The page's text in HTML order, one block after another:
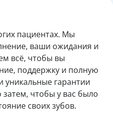
пациентах. Мы
ваши ожидания и
всё, чтобы вы
поддержку и полную
уникальные гарантии
чтобы у вас было
своих зубов.